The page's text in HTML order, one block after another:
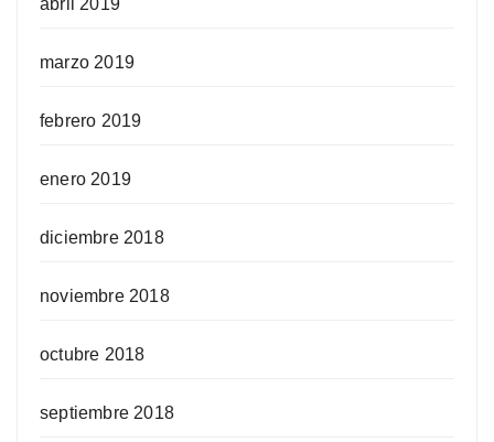
marzo 2019
febrero 2019
enero 2019
diciembre 2018
noviembre 2018
octubre 2018
septiembre 2018